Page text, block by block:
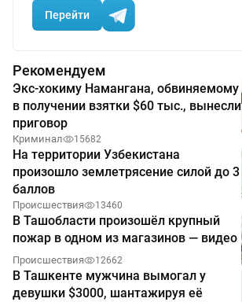
Перейти
Рекомендуем
Экс-хокиму Намангана, обвиняемому
в получении взятки $60 тыс., вынесли
приговор
Криминал 15682
На территории Узбекистана
произошло землетрясение силой до 3
баллов
Происшествия 13460
В Ташобласти произошёл крупный
пожар в одном из магазинов — видео
Происшествия 12662
В Ташкенте мужчина вымогал у
девушки $3000, шантажируя её